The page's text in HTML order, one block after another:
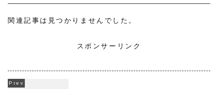
関連記事は見つかりませんでした。
スポンサーリンク